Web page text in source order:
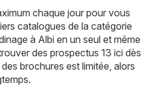
chaque jour pour vous
catalogues de la catégorie
à Albi en un seul et même
des prospectus 13 ici dès
brochures est limitée, alors